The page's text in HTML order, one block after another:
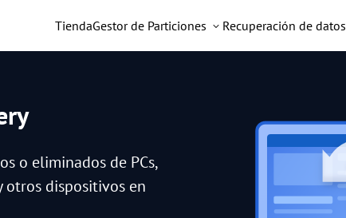
TiendaGestor de Particiones Recuperación de datos
o eliminados de PCs,
otros dispositivos en